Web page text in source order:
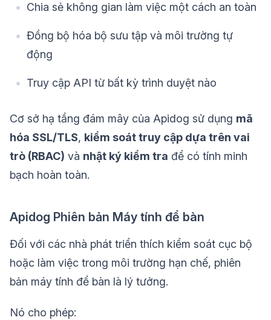
Chia sẻ không gian làm việc một cách an toàn
Đồng bộ hóa bộ sưu tập và môi trường tự
động
Truy cập API từ bất kỳ trình duyệt nào
Cơ sở hạ tầng đám mây của Apidog sử dụng mã
hóa SSL/TLS, kiểm soát truy cập dựa trên vai
trò (RBAC) và nhật ký kiểm tra để có tính minh
bạch hoàn toàn.
Apidog Phiên bản Máy tính để bàn
Đối với các nhà phát triển thích kiểm soát cục bộ
hoặc làm việc trong môi trường hạn chế, phiên
bản máy tính để bàn là lý tưởng.
Nó cho phép: